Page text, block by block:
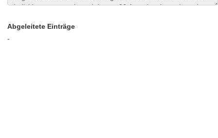
Abgeleitete Einträge
-